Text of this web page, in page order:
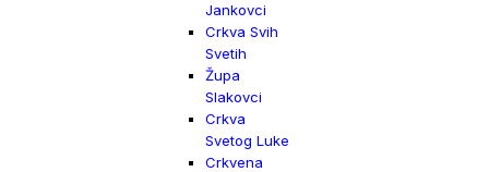
Jankovci
Crkva Svih
Svetih
Župa
Slakovci
Crkva
Svetog Luke
Crkvena